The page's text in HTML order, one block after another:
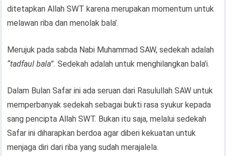
ditetapkan Allah SWT karena merupakan momentum untuk
melawan riba dan menolak bala’.
Merujuk pada sabda Nabi Muhammad SAW, sedekah adalah
“tadfaul bala”.Sedekah adalah untuk menghilangkan bala’i.
Dalam Bulan Safar ini ada seruan dari Rasulullah SAW untuk
memperbanyak sedekah sebagai bukti rasa syukur kepada
sang pencipta Allah SWT. Bukan itu saja, melalui sedekah
Safar ini diharapkan berdoa agar diberi kekuatan untuk
menjaga diri dari riba yang sudah merajalela.